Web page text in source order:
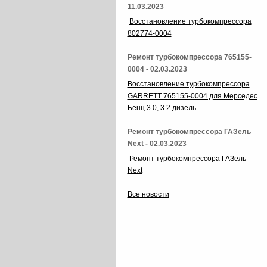
11.03.2023
Восстановление турбокомпрессора
802774-0004
Ремонт турбокомпрессора 765155-
0004 - 02.03.2023
Восстановление турбокомпрессора
GARRETT 765155-0004 для Мерседес
Бенц 3.0, 3.2 дизель
Ремонт турбокомпрессора ГАЗель
Next - 02.03.2023
Ремонт турбокомпрессора ГАЗель
Next
Все новости